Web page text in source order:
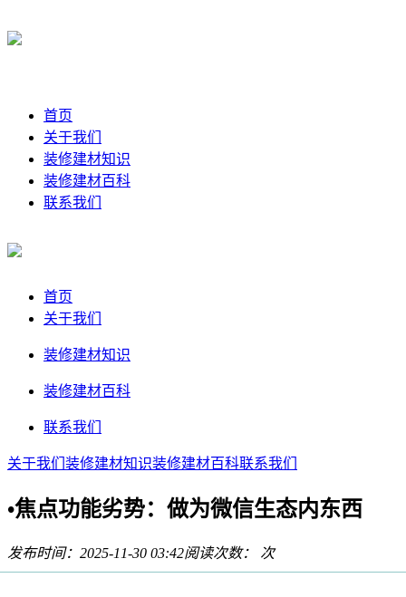
首页
关于我们
装修建材知识
装修建材百科
联系我们
首页
关于我们
装修建材知识
装修建材百科
联系我们
关于我们 装修建材知识装修建材百科联系我们
•焦点功能劣势：做为微信生态内东西
发布时间：2025-11-30 03:42阅读次数： 次